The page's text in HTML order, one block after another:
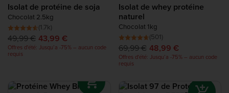
Isolat de protéine de soja
Chocolat 2.5kg
(1.7k)
49,99 € 43,99 €
Offres d'été: Jusqu’a -75% – aucun code
requis
Isolat de whey protéine
naturel
Chocolat 1kg
(501)
69,99 € 48,99 €
Offres d'été: Jusqu’a -75% – aucun code
requis